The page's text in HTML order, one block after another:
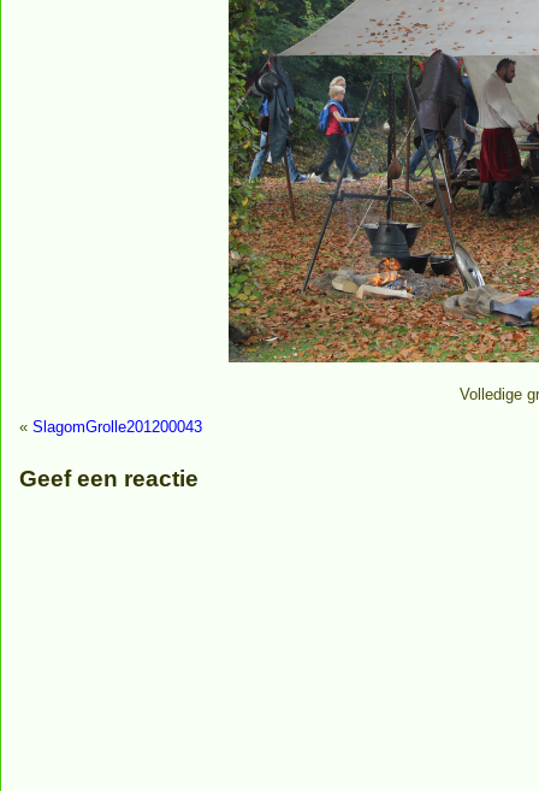
Volledige
« SlagomGrolle201200043
Geef een reactie